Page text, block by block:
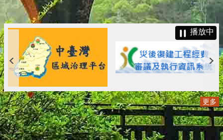
播放中
更多